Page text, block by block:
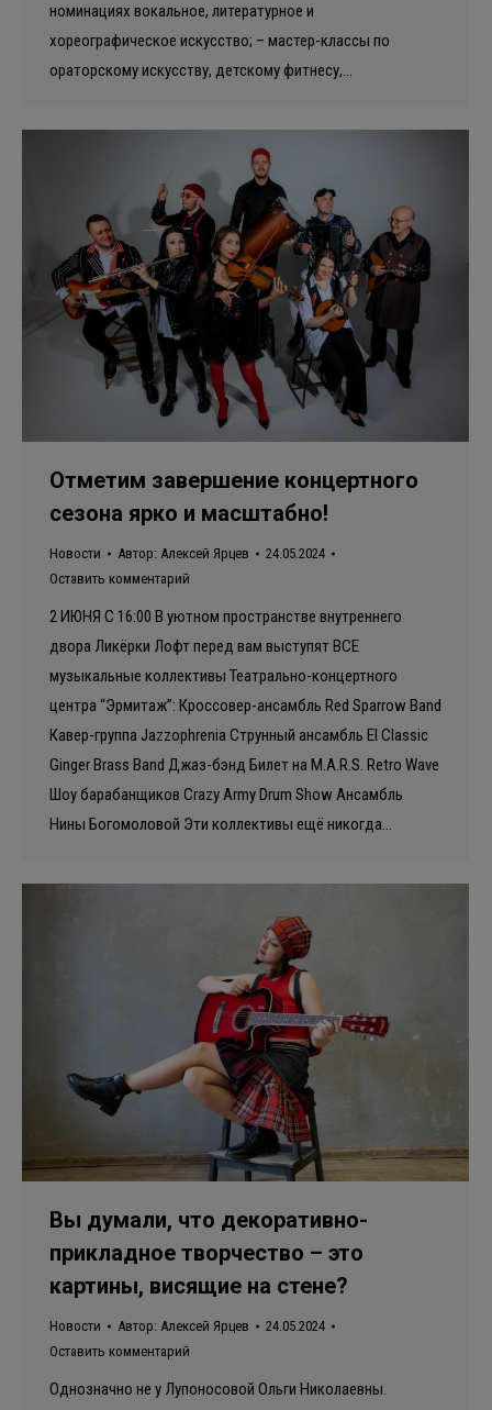
номинациях вокальное, литературное и
хореографическое искусство; – мастер-классы по
ораторскому искусству, детскому фитнесу,…
Отметим завершение концертного
сезона ярко и масштабно!
Новости Автор: Алексей Ярцев
24.05.2024
Оставить комментарий
2 ИЮНЯ С 16:00 В уютном пространстве внутреннего
двора Ликёрки Лофт перед вам выступят ВСЕ
музыкальные коллективы Театрально-концертного
центра “Эрмитаж”: Кроссовер-ансамбль Red Sparrow Band
Кавер-группа Jazzophrenia Струнный ансамбль El Classic
Ginger Brass Band Джаз-бэнд Билет на M.A.R.S. Retro Wave
Шоу барабанщиков Crazy Army Drum Show Ансамбль
Нины Богомоловой Эти коллективы ещё никогда…
Вы думали, что декоративно-
прикладное творчество – это
картины, висящие на стене?
Новости Автор: Алексей Ярцев
24.05.2024
Оставить комментарий
Однозначно не у Лупоносовой Ольги Николаевны.